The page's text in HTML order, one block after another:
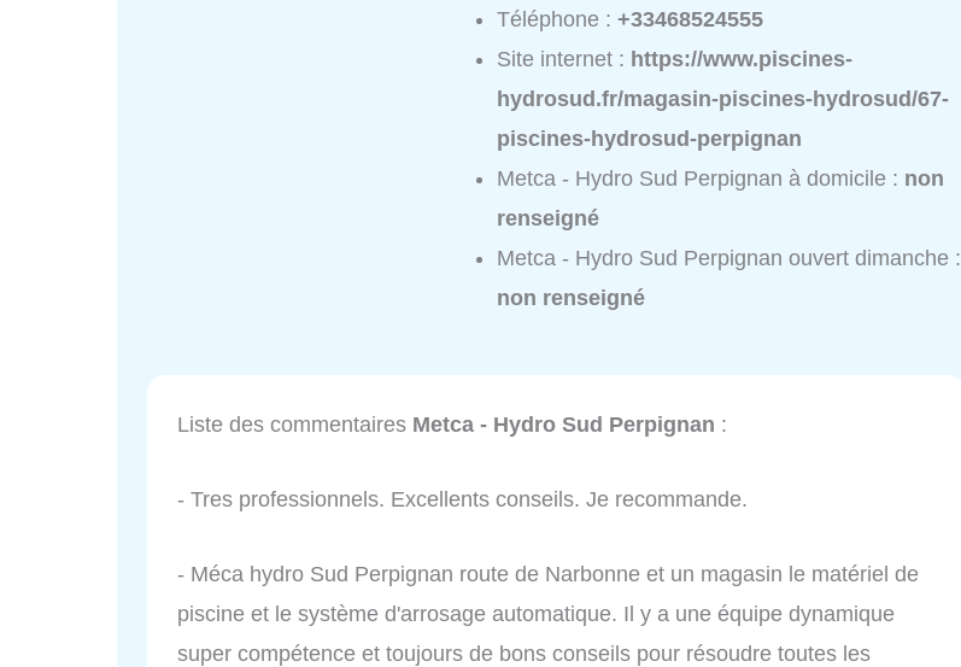
Téléphone :+33468524555
Site internet : https://www.piscines-
hydrosud.fr/magasin-piscines-hydrosud/67-
piscines-hydrosud-perpignan
Metca - Hydro Sud Perpignan à domicile : non
renseigné
Metca - Hydro Sud Perpignan ouvert dimanche :
non renseigné
Liste des commentaires Metca - Hydro Sud Perpignan :
- Tres professionnels. Excellents conseils. Je recommande.
- Méca hydro Sud Perpignan route de Narbonne et un magasin le matériel de
piscine et le système d'arrosage automatique. Il y a une équipe dynamique
super compétence et toujours de bons conseils pour résoudre toutes les